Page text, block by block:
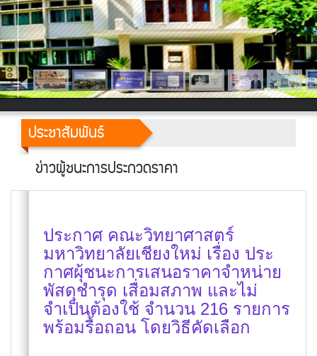
ประชาสัมพันธ์
ข่าวผู้ชนะการประกวดราคา
ประกาศ คณะวิทยาศาสตร์
มหาวิทยาลัยเชียงใหม่ เรื่อง ประ
กาศผุ้ชนะการเสนอราคาจำหน่าย
พัสดุชำรุด เสื่อมสภาพ และไม่
จำเป็นต้องใช้ จำนวน 216 รายการ
พร้อมรื้อถอน โดยวิธีคัดเลือก